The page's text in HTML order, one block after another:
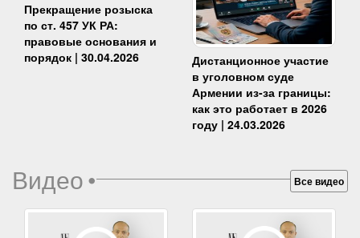
Прекращение розыска
по ст. 457 УК РА:
правовые основания и
порядок | 30.04.2026
Дистанционное участие
в уголовном суде
Армении из-за границы:
как это работает в 2026
году | 24.03.2026
Видео• Все видео